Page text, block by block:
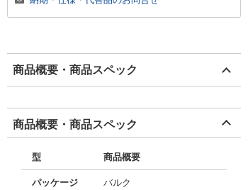
商品概要・商品スペック
商品概要・商品スペック
型 商品概要
パッケージ バルク